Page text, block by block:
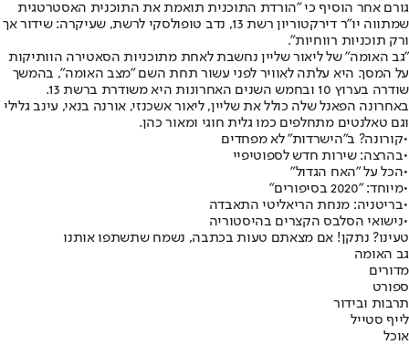
גורם אחר הוסיף כי "הורדת התוכנית תואמת את התוכנית האסטרטגית
שמתווה יו"ר דירקטוריון רשת 13, נדב טופולסקי לרשת, שעיקרה: שידור אך
ורק תוכניות רווחיות".
"גב האומה" של ליאור שליין נחשבת לאחת מתוכניות הסאטירה הוותיקות
על המסך. היא עלתה לאוויר לפני עשור תחת השם "מצב האומה", בהמשך
שודרה בערוץ 10 ובחמש השנים האחרונות היא משודרת ברשת 13.
באחרונה הפאנל שלה כולל את שליין, ליאור אשכנזי, אורנה בנאי, עינב גלילי
וגם טאלנטים מתחלפים כמו גלית חוגי ומאור כהן.
•קורונה? ב"הישרדות" לא מפחדים
•בהרצה: שירות חדש לספוטיפיי
•הכל על "האח הגדול"
•מיוחד: "2020 בסיפורים"
•בריטניה: מנחת הריאליטי התאבדה
•נישואי הסלבס הקצרים בהיסטוריה
טעינו? נתקן! אם מצאתם טעות בכתבה, נשמח שתשתפו אותנו
גב האומה
מדורים
ספורט
תרבות ובידור
לייף סטייל
אוכל